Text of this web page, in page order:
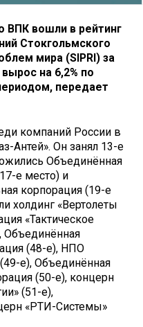
ВПК вошли в рейтинг
Стокгольмского
мира (SIPRI) за
на 6,2% по
передает
компаний России в
Антей». Он занял 13-е
Объединённая
е место) и
корпорация (19-е
холдинг «Вертолеты
«Тактическое
Объединённая
(48-е), НПО
е), Объединённая
(50-е), концерн
(51-е),
«РТИ-Системы»